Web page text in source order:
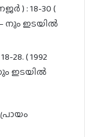
) : 18-30 (
നും ഇടയിൽ
28. ( 1992
ഇടയിൽ